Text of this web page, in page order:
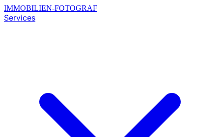
IMMOBILIEN-FOTOGRAF
Services